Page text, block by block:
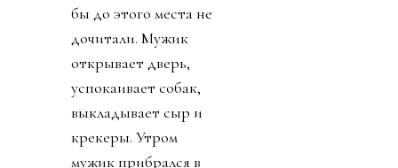
бы до этого места не
дочитали. Мужик
открывает дверь,
успокаивает собак,
выкладывает сыр и
крекеры. Утром
мужик прибрался в